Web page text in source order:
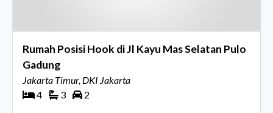
Rumah Posisi Hook di Jl Kayu Mas Selatan Pulo
Gadung
Jakarta Timur, DKI Jakarta
4
3 2